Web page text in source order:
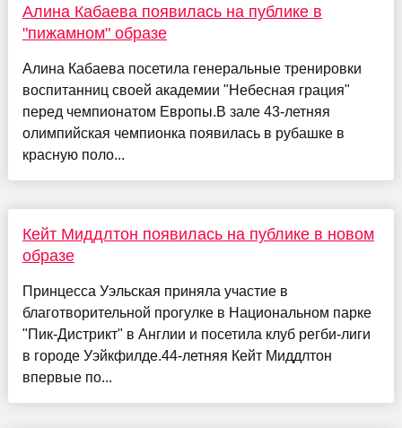
Алина Кабаева появилась на публике в
"пижамном" образе
Алина Кабаева посетила генеральные тренировки
воспитанниц своей академии "Небесная грация"
перед чемпионатом Европы.В зале 43-летняя
олимпийская чемпионка появилась в рубашке в
красную поло...
Кейт Миддлтон появилась на публике в новом
образе
Принцесса Уэльская приняла участие в
благотворительной прогулке в Национальном парке
"Пик-Дистрикт" в Англии и посетила клуб регби-лиги
в городе Уэйкфилде.44-летняя Кейт Миддлтон
впервые по...